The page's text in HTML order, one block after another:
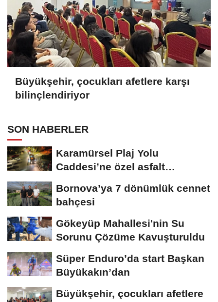
Büyükşehir, çocukları afetlere karşı
bilinçlendiriyor
SON HABERLER
Karamürsel Plaj Yolu
Caddesi’ne özel asfalt
Bornova’ya 7 dönümlük cennet
bahçesi
Gökeyüp Mahallesi'nin Su
Sorunu Çözüme Kavuşturuldu
Süper Enduro’da start Başkan
Büyükakın’dan
Büyükşehir, çocukları afetlere